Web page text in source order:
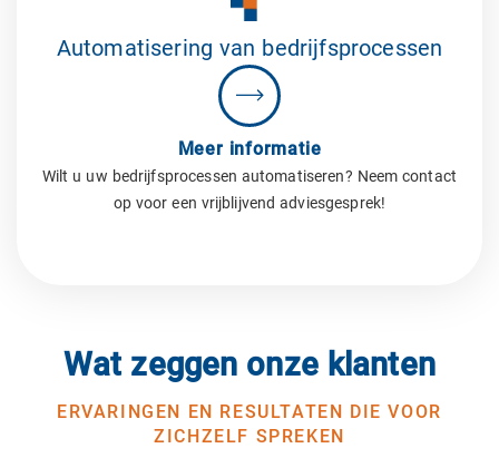
Automatisering van bedrijfsprocessen​
Meer informatie
Wilt u uw bedrijfsprocessen automatiseren? Neem contact
op voor een vrijblijvend adviesgesprek!
Wat zeggen onze klanten
ERVARINGEN EN RESULTATEN DIE VOOR
ZICHZELF SPREKEN